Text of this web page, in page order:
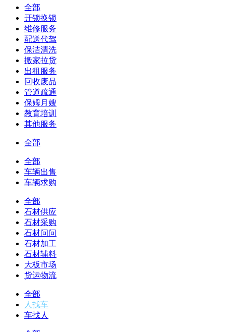
全部
开锁换锁
维修服务
配送代驾
保洁清洗
搬家拉货
出租服务
回收废品
管道疏通
保姆月嫂
教育培训
其他服务
全部
全部
车辆出售
车辆求购
全部
石材供应
石材采购
石材问问
石材加工
石材辅料
大板市场
货运物流
全部
人找车
车找人